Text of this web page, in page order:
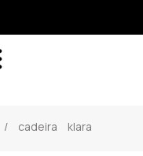
/ cadeira klara